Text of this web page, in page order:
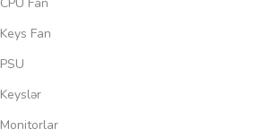
CPU Fan
Keys Fan
PSU
Keyslər
Monitorlar